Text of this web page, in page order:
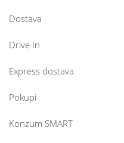
Dostava
Drive In
Express dostava
Pokupi
Konzum SMART